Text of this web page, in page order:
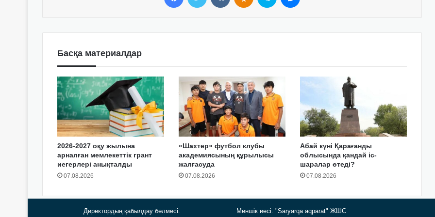
Басқа материалдар
2026-2027 оқу жылына
арналған мемлекеттік грант
иегерлері анықталды
07.08.2026
«Шахтер» футбол клубы
академиясының құрылысы
жалғасуда
07.08.2026
Абай күні Қарағанды
облысында қандай іс-
шаралар өтеді?
07.08.2026
Директордың қабылдау бөлмесі: Меншік иесі: "Saryarqa aqparat" ЖШС